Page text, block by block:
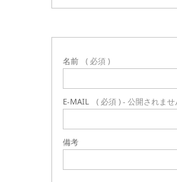
名前 ( 必須 )
E-MAIL ( 必須 ) - 公開されませ
備考